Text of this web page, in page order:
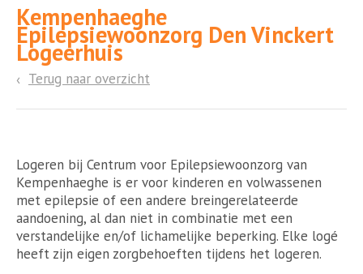
(opent
in
een
nieuwe
pagina)
(opent
in
een
nieuwe
pagina)
(opent
in
een
nieuwe
pagina)
mail
(opent
in
Kempenhaeghe
Epilepsiewoonzorg Den Vinckert
Logeerhuis
Terug naar overzicht
Logeren bij Centrum voor Epilepsiewoonzorg van
Kempenhaeghe is er voor kinderen en volwassenen
met epilepsie of een andere breingerelateerde
aandoening, al dan niet in combinatie met een
verstandelijke en/of lichamelijke beperking. Elke logé
heeft zijn eigen zorgbehoeften tijdens het logeren.